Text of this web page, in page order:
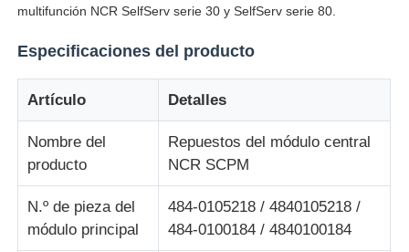
Control de Calidad
Contacto
noticias
multifunción NCR SelfServ serie 30 y SelfServ serie 80.
Especificaciones del producto
Artículo Detalles
Nombre del
producto
Repuestos del módulo central
NCR SCPM
N.º de pieza del
módulo principal
484-0105218 / 4840105218 /
484-0100184 / 4840100184